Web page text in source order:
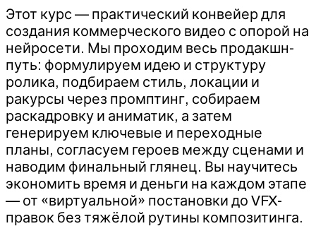
Этот курс — практический конвейер для
создания коммерческого видео с опорой на
нейросети. Мы проходим весь продакшн-
путь: формулируем идею и структуру
ролика, подбираем стиль, локации и
ракурсы через промптинг, собираем
раскадровку и аниматик, а затем
генерируем ключевые и переходные
планы, согласуем героев между сценами и
наводим финальный глянец. Вы научитесь
экономить время и деньги на каждом этапе
— от «виртуальной» постановки до VFX-
правок без тяжёлой рутины композитинга.